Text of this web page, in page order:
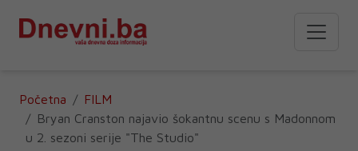
Početna
FILM
Bryan Cranston najavio šokantnu scenu s Madonnom
u 2. sezoni serije "The Studio"